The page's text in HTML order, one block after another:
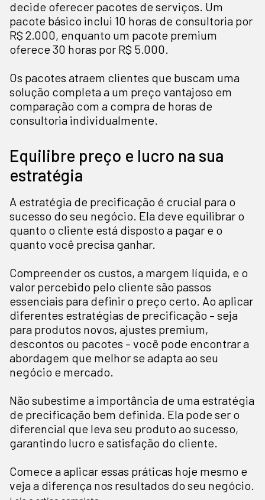
decide oferecer pacotes de serviços. Um
pacote básico inclui 10 horas de consultoria por
R$ 2.000, enquanto um pacote premium
oferece 30 horas por R$ 5.000.
Os pacotes atraem clientes que buscam uma
solução completa a um preço vantajoso em
comparação com a compra de horas de
consultoria individualmente.
Equilibre preço e lucro na sua
estratégia
A estratégia de precificação é crucial para o
sucesso do seu negócio. Ela deve equilibrar o
quanto o cliente está disposto a pagar e o
quanto você precisa ganhar.
Compreender os custos, a margem líquida, e o
valor percebido pelo cliente são passos
essenciais para definir o preço certo. Ao aplicar
diferentes estratégias de precificação – seja
para produtos novos, ajustes premium,
descontos ou pacotes – você pode encontrar a
abordagem que melhor se adapta ao seu
negócio e mercado.
Não subestime a importância de uma estratégia
de precificação bem definida. Ela pode ser o
diferencial que leva seu produto ao sucesso,
garantindo lucro e satisfação do cliente.
Comece a aplicar essas práticas hoje mesmo e
veja a diferença nos resultados do seu negócio.